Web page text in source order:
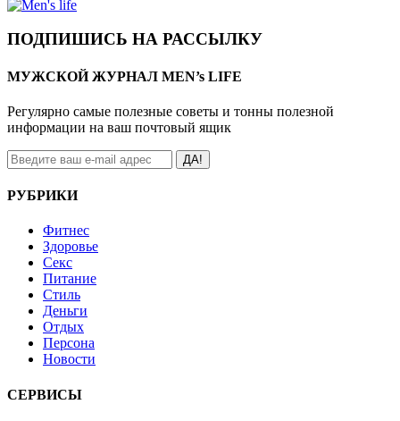
ПОДПИШИСЬ НА РАССЫЛКУ
МУЖСКОЙ ЖУРНАЛ MEN’s LIFE
Регулярно самые полезные советы и тонны полезной
информации на ваш почтовый ящик
ДА!
РУБРИКИ
Фитнес
Здоровье
Секс
Питание
Стиль
Деньги
Отдых
Персона
Новости
СЕРВИСЫ